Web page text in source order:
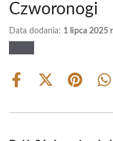
Czworonogi
Data dodania: 1 lipca 2025
Share
Share
(Twitter)
Share